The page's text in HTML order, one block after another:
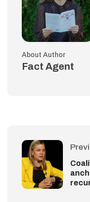
About Author
Fact Agent